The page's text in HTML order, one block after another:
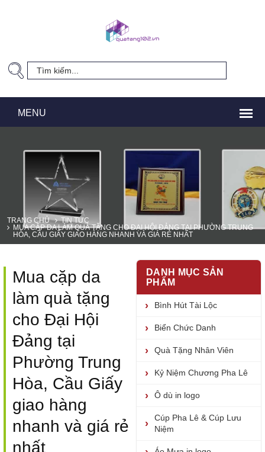
TRANG CHỦ
TIN TỨC
MUA CẶP DA LÀM QUÀ TẶNG CHO ĐẠI HỘI ĐẢNG TẠI PHƯỜNG TRUNG
HÒA, CẦU GIẤY GIAO HÀNG NHANH VÀ GIÁ RẺ NHẤT
Mua cặp da
làm quà tặng
cho Đại Hội
Đảng tại
Phường Trung
Hòa, Cầu Giấy
giao hàng
nhanh và giá rẻ
nhất
DANH MỤC SẢN
PHẨM
Bình Hút Tài Lộc
Biển Chức Danh
Quà Tặng Nhân Viên
Kỷ Niệm Chương Pha Lê
Ô dù in logo
Cúp Pha Lê & Cúp Lưu
Niệm